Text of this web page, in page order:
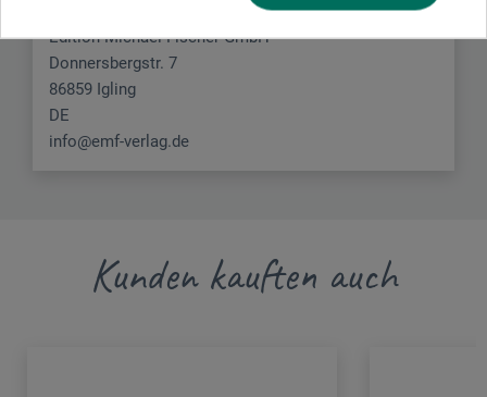
Edition Michael Fischer GmbH
Donnersbergstr. 7
86859 Igling
DE
info@emf-verlag.de
Kunden kauften auch